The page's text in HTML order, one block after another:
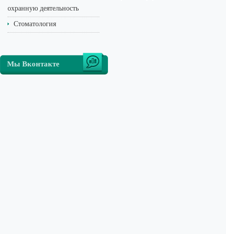
охранную деятельность
Стоматология
Мы Вконтакте